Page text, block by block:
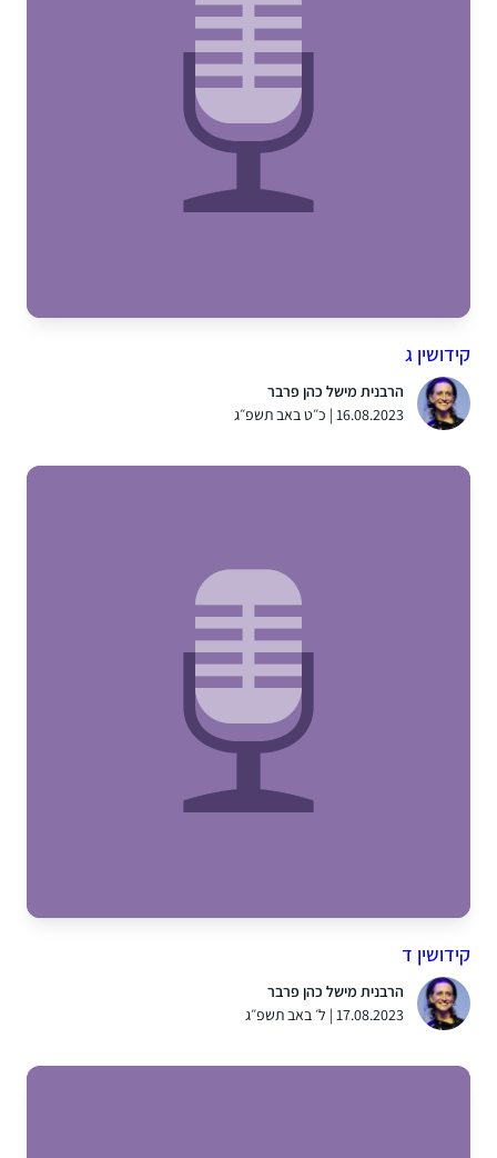
קידושין ג
הרבנית מישל כהן פרבר
16.08.2023 | כ״ט באב תשפ״ג
קידושין ד
הרבנית מישל כהן פרבר
17.08.2023 | ל׳ באב תשפ״ג